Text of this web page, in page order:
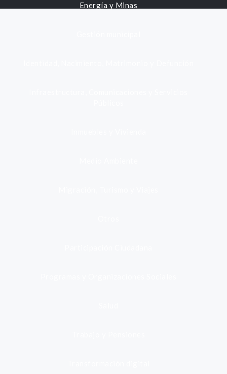
Energía y Minas